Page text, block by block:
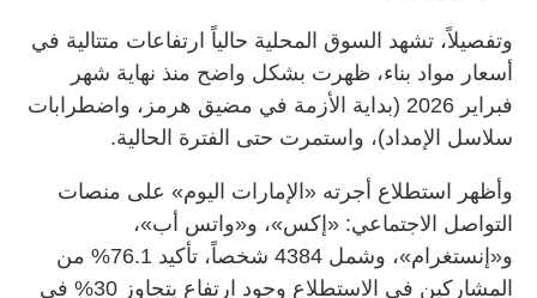
وتفصيلاً، تشهد السوق المحلية حالياً ارتفاعات متتالية في
أسعار مواد بناء، ظهرت بشكل واضح منذ نهاية شهر
فبراير 2026 (بداية الأزمة في مضيق هرمز، واضطرابات
سلاسل الإمداد)، واستمرت حتى الفترة الحالية.
وأظهر استطلاع أجرته «الإمارات اليوم» على منصات
التواصل الاجتماعي: «إكس»، و«واتس أب»،
و«إنستغرام»، وشمل 4384 شخصاً، تأكيد 76.1% من
المشاركين في الاستطلاع وجود ارتفاع يتجاوز 30% في